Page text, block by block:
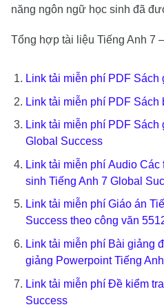
năng ngôn ngữ học sinh đã
Tổng hợp tài liệu Tiếng Anh 7
Link tải miễn phí PDF Sách
Link tải miễn phíPDF Sách
Link tải miễn phíPDF Sách
Global Success
Link tải miễn phíAudio Các
sinh Tiếng Anh 7 Global
Link tải miễn phíGiáo án
Successtheo công văn
Link tải miễn phíBài giảng
giảng Powerpoint Tiếng
Link tải miễn phíĐề kiểm
Success